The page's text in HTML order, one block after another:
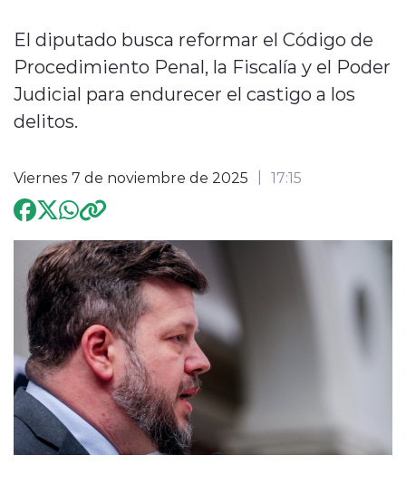
Programación
El diputado busca reformar el Código de
Procedimiento Penal, la Fiscalía y el Poder
Judicial para endurecer el castigo a los
delitos.
Viernes 7 de noviembre de 2025 17:15